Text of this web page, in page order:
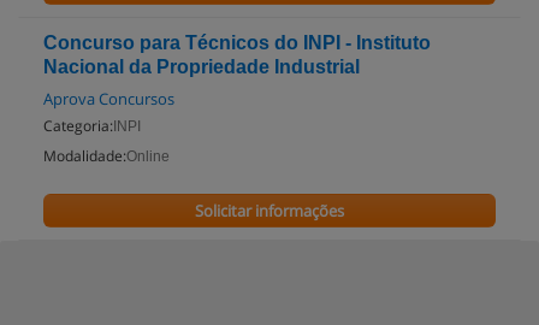
Concurso para Técnicos do INPI - Instituto
Nacional da Propriedade Industrial
Aprova Concursos
Categoria: INPI
Modalidade:Online
Solicitar informações